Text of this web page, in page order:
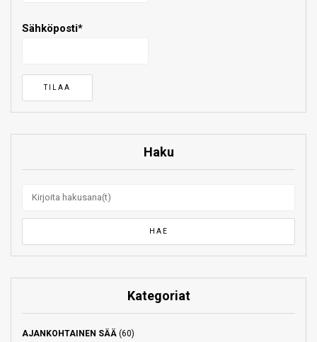
Sähköposti*
Haku
Kategoriat
AJANKOHTAINEN SÄÄ (60)